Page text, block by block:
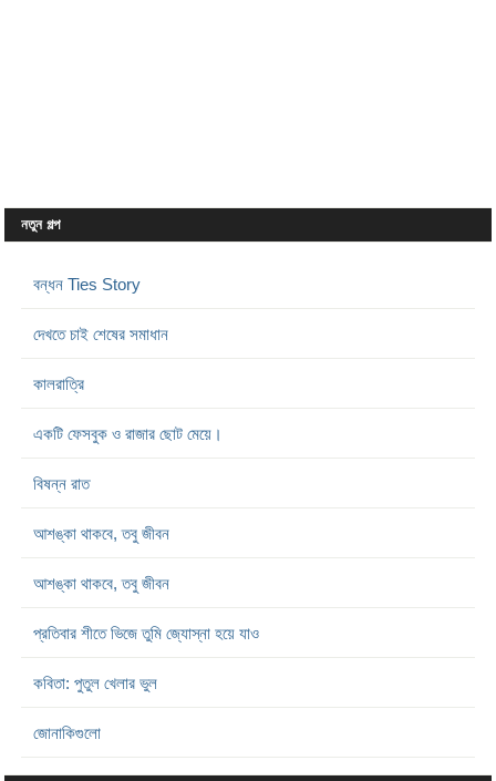
নতুন গল্প
বন্ধন Ties Story
দেখতে চাই শেষের সমাধান
কালরাত্রি
একটি ফেসবুক ও রাজার ছোট মেয়ে।
বিষন্ন রাত
আশঙ্কা থাকবে, তবু জীবন
আশঙ্কা থাকবে, তবু জীবন
প্রতিবার শীতে ভিজে তুমি জ্যোস্না হয়ে যাও
কবিতা: পুতুল খেলার ভুল
জোনাকিগুলো